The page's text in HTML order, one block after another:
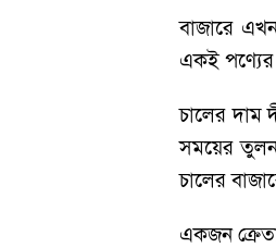
বাজারে
একই
চালের দাম
সময়ের
চালের
একজন